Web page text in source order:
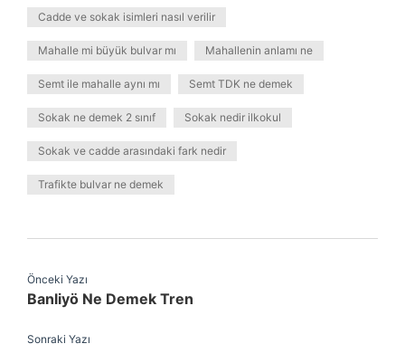
Cadde ve sokak isimleri nasıl verilir
Mahalle mi büyük bulvar mı Mahallenin anlamı ne
Semt ile mahalle aynı mı Semt TDK ne demek
Sokak ne demek 2 sınıf Sokak nedir ilkokul
Sokak ve cadde arasındaki fark nedir
Trafikte bulvar ne demek
Önceki Yazı
Banliyö Ne Demek Tren
Sonraki Yazı